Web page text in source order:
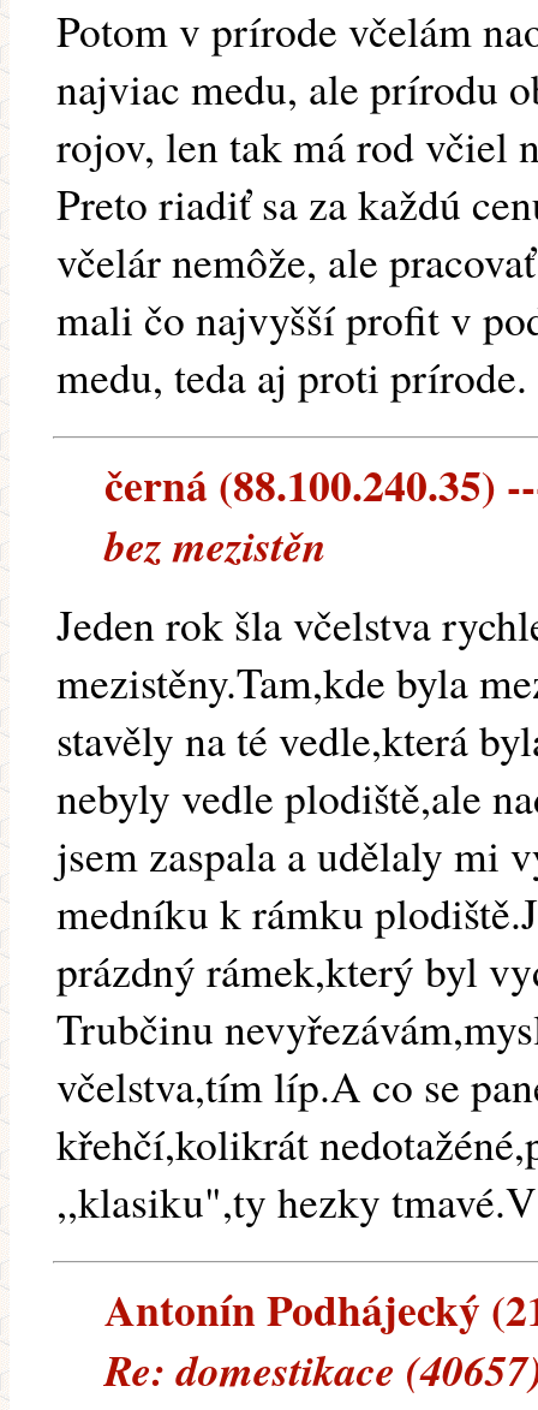
Potom v prírode včelám
najviac medu, ale prírodu
rojov, len tak má rod včiel
Preto riadiť sa za každú
včelár nemôže, ale
mali čo najvyšší profit v
medu, teda aj proti
černá (88.100.240.35)
bez mezistěn
Jeden rok šla včelstva
mezistěny.Tam,kde byla
stavěly na té vedle,která
nebyly vedle plodiště,ale
jsem zaspala a udělaly mi
medníku k rámku
prázdný rámek,který byl
Trubčinu
včelstva,tím líp.A co se
křehčí,kolikrát
,,klasiku",ty hezky
Antonín Podhájecký
Re: domestikace